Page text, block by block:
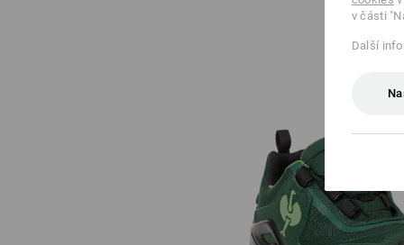
v části
Další